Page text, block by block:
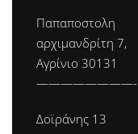
Παπαποστολη
αρχιμανδρίτη 7,
Αγρίνιο 30131
————————-
Δοϊράνης 13